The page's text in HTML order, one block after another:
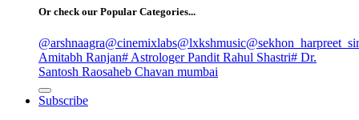
Or check our Popular Categories...
@arshnaagra@cinemixlabs@lxkshmusic
Amitabh Ranjan# Astrologer Pandit Rahul Shastri# Dr.
Santosh Raosaheb Chavan mumbai
Subscribe